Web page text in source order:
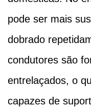
pode ser mais
dobrado
condutores são
entrelaçados, o
capazes de